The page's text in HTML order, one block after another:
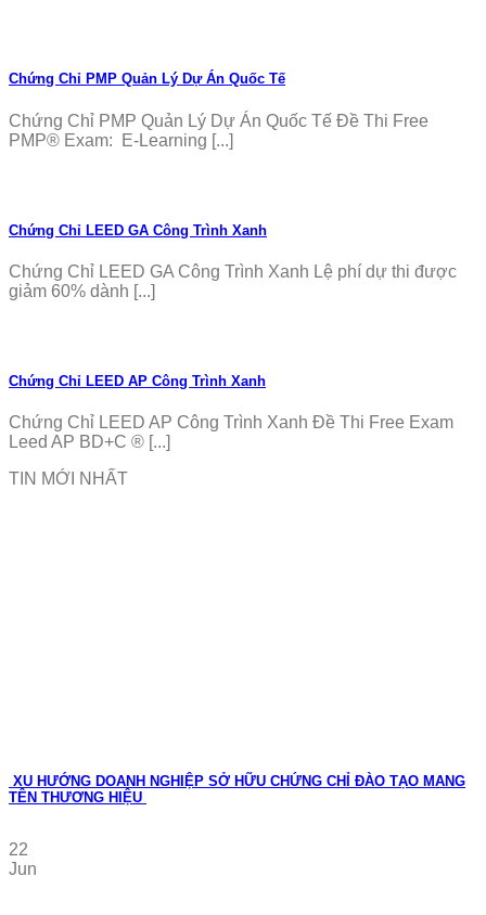
Chứng Chỉ PMP Quản Lý Dự Án Quốc Tế
Chứng Chỉ PMP Quản Lý Dự Án Quốc Tế Đề Thi Free
PMP® Exam: E-Learning [...]
Chứng Chỉ LEED GA Công Trình Xanh
Chứng Chỉ LEED GA Công Trình Xanh Lệ phí dự thi được
giảm 60% dành [...]
Chứng Chỉ LEED AP Công Trình Xanh
Chứng Chỉ LEED AP Công Trình Xanh Đề Thi Free Exam
Leed AP BD+C ® [...]
TIN MỚI NHẤT
XU HƯỚNG DOANH NGHIỆP SỞ HỮU CHỨNG CHỈ ĐÀO TẠO MANG
TÊN THƯƠNG HIỆU
22
Jun